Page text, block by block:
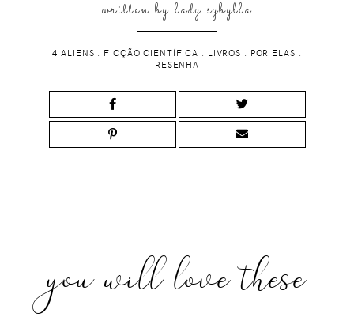
written bylady sybylla
4 ALIENS FICÇÃO CIENTÍFICA LIVROS POR ELAS
RESENHA
you will love these